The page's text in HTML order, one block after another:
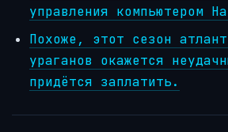
управления компьютером
Похоже, этот сезон
ураганов окажется
придётся заплатить.